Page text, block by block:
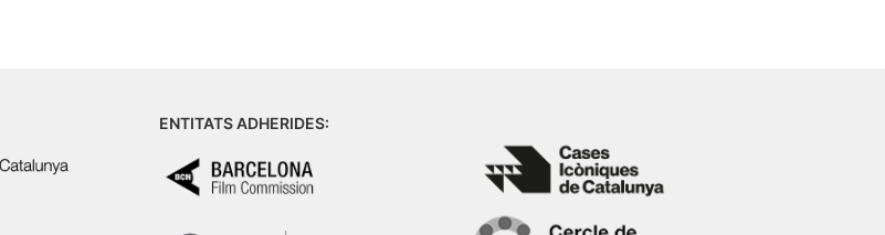
ENTITATS ADHERIDES: